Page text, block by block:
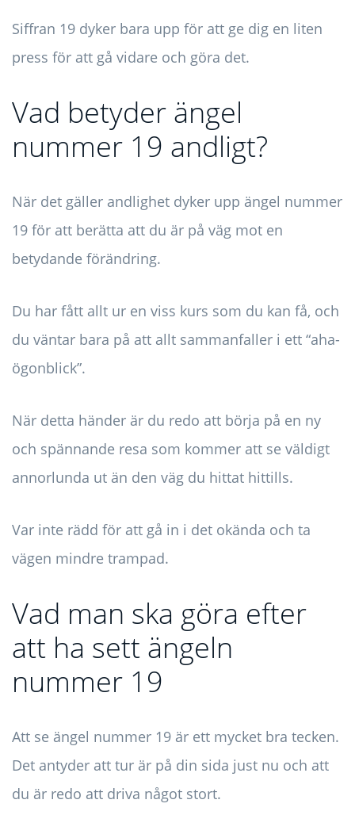
Siffran 19 dyker bara upp för att ge dig en liten
press för att gå vidare och göra det.
Vad betyder ängel
nummer 19 andligt?
När det gäller andlighet dyker upp ängel nummer
19 för att berätta att du är på väg mot en
betydande förändring.
Du har fått allt ur en viss kurs som du kan få, och
du väntar bara på att allt sammanfaller i ett “aha-
ögonblick”.
När detta händer är du redo att börja på en ny
och spännande resa som kommer att se väldigt
annorlunda ut än den väg du hittat hittills.
Var inte rädd för att gå in i det okända och ta
vägen mindre trampad.
Vad man ska göra efter
att ha sett ängeln
nummer 19
Att se ängel nummer 19 är ett mycket bra tecken.
Det antyder att tur är på din sida just nu och att
du är redo att driva något stort.